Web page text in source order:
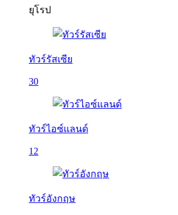
ยุโรป
ทัวร์รัสเซีย
30
ทัวร์ไอซ์แลนด์
12
ทัวร์อังกฤษ